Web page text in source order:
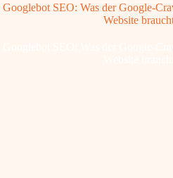
Googlebot SEO: Was der Google-
Website